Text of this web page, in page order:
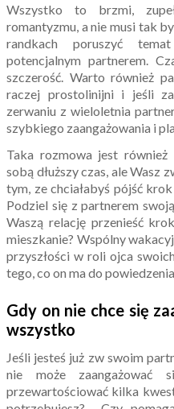
Wszystko to brzmi,
romantyzmu, a nie musi tak
randkach poruszyć
potencjalnym partnerem.
szczerość. Warto również
raczej prostolinijni i jeśli
zerwaniu z wieloletnia
szybkiego zaangażowania i
Taka rozmowa jest również
sobą dłuższy czas, ale Wasz
tym, ze chciałabyś pójść
Podziel się z partnerem
Waszą relację przenieść
mieszkanie? Wspólny
przyszłości w roli ojca
tego, co on ma do
Gdy on nie chce się
wszystko
Jeśli jesteś już zw swoim
nie może
przewartościować kilka